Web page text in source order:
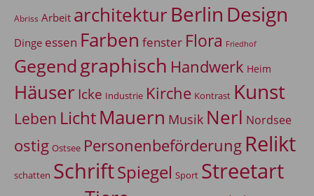
Abriss Arbeit architekturBerlin Design
Dinge essen Farben fenster Flora Friedhof
Gegendgraphisch Handwerk Heim
Häuser Icke Industrie Kirche Kontrast Kunst
Leben LichtMauern Musik Nerl Nordsee
ostig Ostsee Personenbeförderung Relikt
schatten SchriftSpiegel Sport Streetart